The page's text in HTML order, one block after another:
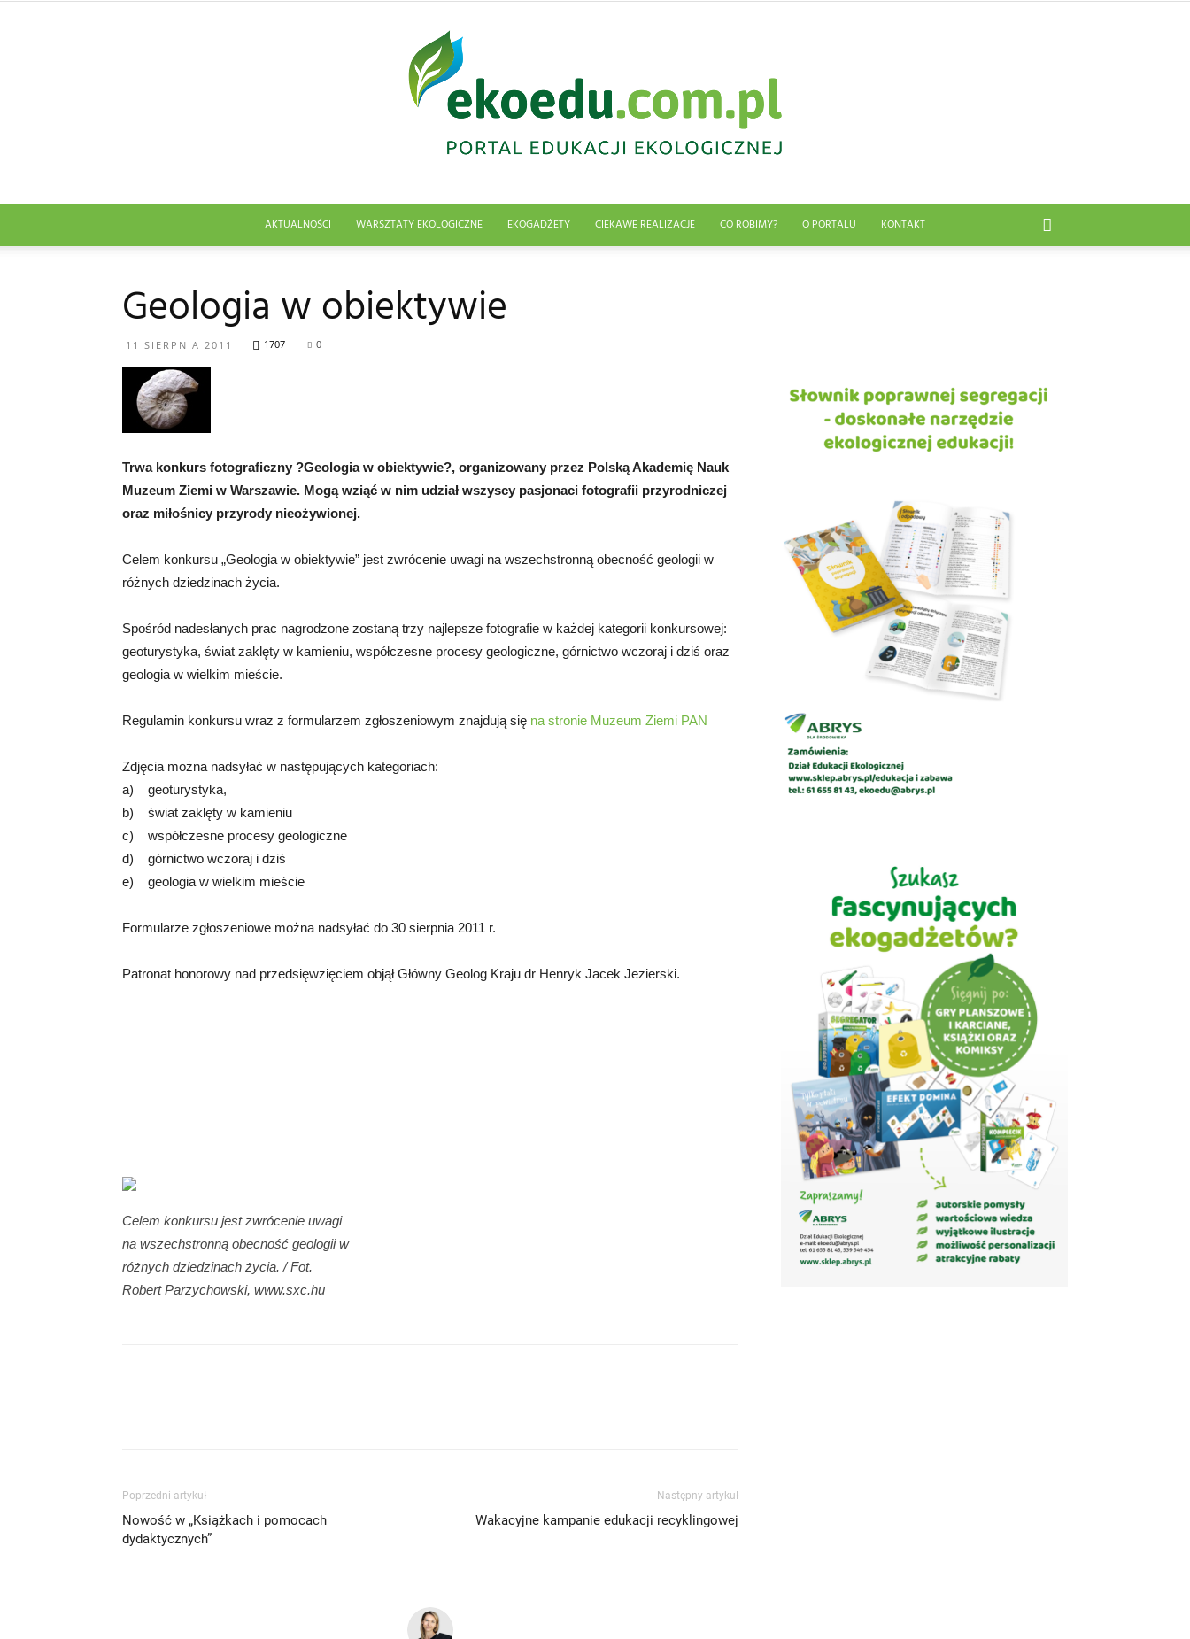
Abrys
AKTUALNOŚCI WARSZTATY EKOLOGICZNE EKOGADŻETY CIEKAWE REALIZACJE CO ROBIMY? O PORTALU KONTAKT
Geologia w obiektywie
11 SIERPNIA 2011 1707 0
Trwa konkurs fotograficzny ?Geologia w obiektywie?, organizowany przez Polską Akademię Nauk
Muzeum Ziemi w Warszawie. Mogą wziąć w nim udział wszyscy pasjonaci fotografii przyrodniczej
oraz miłośnicy przyrody nieożywionej.
Celem konkursu „Geologia w obiektywie” jest zwrócenie uwagi na wszechstronną obecność geologii w
różnych dziedzinach życia.
Spośród nadesłanych prac nagrodzone zostaną trzy najlepsze fotografie w każdej kategorii konkursowej:
geoturystyka, świat zaklęty w kamieniu, współczesne procesy geologiczne, górnictwo wczoraj i dziś oraz
geologia w wielkim mieście.
Regulamin konkursu wraz z formularzem zgłoszeniowym znajdują się na stronie Muzeum Ziemi PAN
Zdjęcia można nadsyłać w następujących kategoriach:
a) geoturystyka,
b) świat zaklęty w kamieniu
c) współczesne procesy geologiczne
d) górnictwo wczoraj i dziś
e) geologia w wielkim mieście
Formularze zgłoszeniowe można nadsyłać do 30 sierpnia 2011 r.
Patronat honorowy nad przedsięwzięciem objął Główny Geolog Kraju dr Henryk Jacek Jezierski.
Celem konkursu jest zwrócenie uwagi
na wszechstronną obecność geologii w
różnych dziedzinach życia. / Fot.
Robert Parzychowski, www.sxc.hu
Poprzedni artykuł
Nowość w „Książkach i pomocach
dydaktycznych”
Następny artykuł
Wakacyjne kampanie edukacji recyklingowej